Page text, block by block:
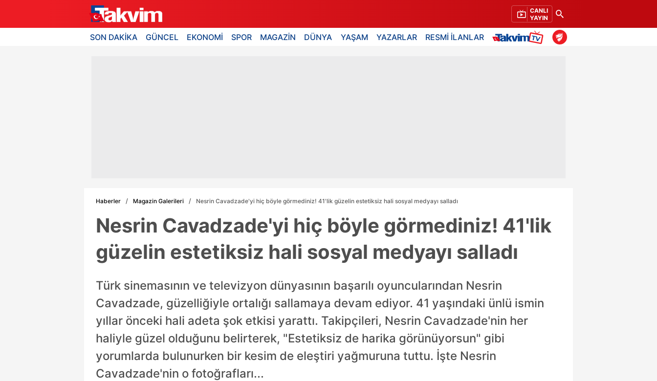
CANLI
YAYIN
SON DAKİKA GÜNCEL EKONOMİ SPOR MAGAZİN DÜNYA YAŞAM YAZARLAR RESMİ İLANLAR
Haberler Magazin Galerileri Nesrin Cavadzade'yi hiç böyle görmediniz! 41'lik güzelin estetiksiz hali sosyal medyayı salladı
Nesrin Cavadzade'yi hiç böyle görmediniz! 41'lik
güzelin estetiksiz hali sosyal medyayı salladı
Türk sinemasının ve televizyon dünyasının başarılı oyuncularından Nesrin
Cavadzade, güzelliğiyle ortalığı sallamaya devam ediyor. 41 yaşındaki ünlü ismin
yıllar önceki hali adeta şok etkisi yarattı. Takipçileri, Nesrin Cavadzade'nin her
haliyle güzel olduğunu belirterek, "Estetiksiz de harika görünüyorsun" gibi
yorumlarda bulunurken bir kesim de eleştiri yağmuruna tuttu. İşte Nesrin
Cavadzade'nin o fotoğrafları...